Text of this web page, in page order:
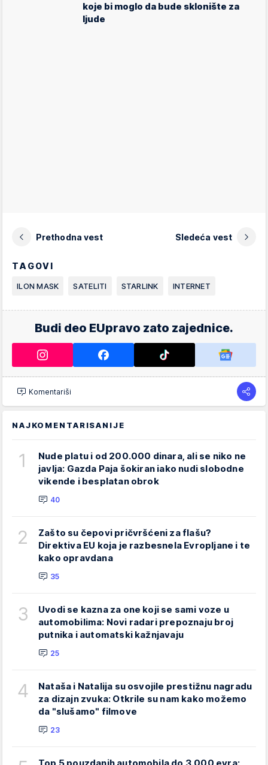
koje bi moglo da bude sklonište za
ljude
Prethodna vest Sledeća vest
TAGOVI
ILON MASK SATELITI STARLINK INTERNET
Budi deo EUpravo zato zajednice.
Komentariši
NAJKOMENTARISANIJE
1
Nude platu i od 200.000 dinara, ali se niko ne
javlja: Gazda Paja šokiran iako nudi slobodne
vikende i besplatan obrok
40
2
Zašto su čepovi pričvršćeni za flašu?
Direktiva EU koja je razbesnela Evropljane i te
kako opravdana
35
3
Uvodi se kazna za one koji se sami voze u
automobilima: Novi radari prepoznaju broj
putnika i automatski kažnjavaju
25
4
Nataša i Natalija su osvojile prestižnu nagradu
za dizajn zvuka: Otkrile su nam kako možemo
da "slušamo" filmove
23